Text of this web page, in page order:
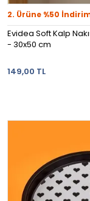
2. Ürüne %50
Evidea Soft Kalp
- 30x50 cm
149,00 TL